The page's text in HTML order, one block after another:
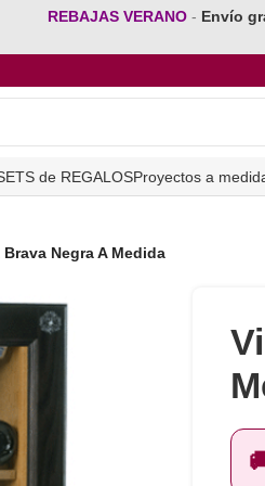
REBAJAS VERANO - Envío
de REGALOSProyectos a
Negra A Medida